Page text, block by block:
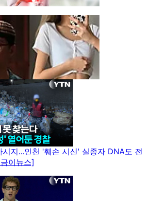
시지...인천 '훼손 시신' 실종자 DNA도 전
이뉴스]